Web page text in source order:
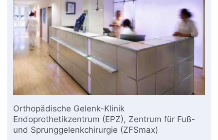
Orthopädische Gelenk-Klinik
Endoprothetikzentrum (EPZ), Zentrum für Fuß-
und Sprunggelenkchirurgie (ZFSmax)